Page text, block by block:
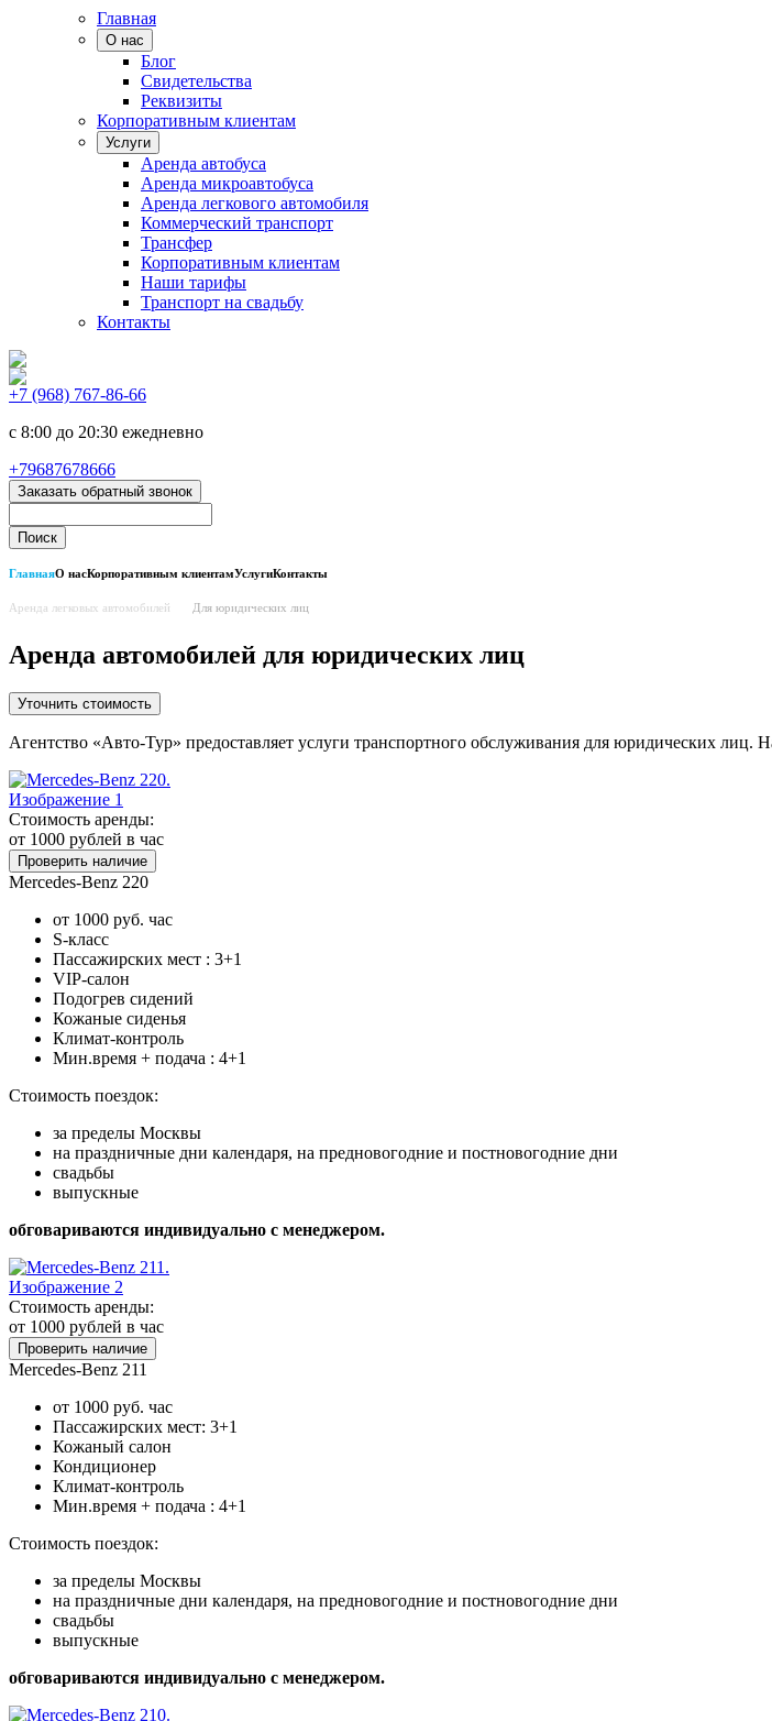
Главная
О нас
Блог
Свидетельства
Реквизиты
Корпоративным клиентам
Услуги
Аренда автобуса
Аренда микроавтобуса
Аренда легкового автомобиля
Коммерческий транспорт
Трансфер
Корпоративным клиентам
Наши тарифы
Транспорт на свадьбу
Контакты
+7 (968) 767-86-66
с 8:00 до 20:30 ежедневно
+79687678666
Заказать обратный звонок
ГлавнаяО насКорпоративным клиентамУслугиКонтакты
Аренда легковых автомобилей Для юридических лиц
Аренда автомобилей для юридических лиц
Уточнить стоимость
Агентство «Авто-Тур» предоставляет услуги транспортного обслуживания для юридических
Стоимость аренды:
от 1000 рублей в час
Проверить наличие
Mercedes-Benz 220
от 1000 руб. час
S-класс
Пассажирских мест : 3+1
VIP-салон
Подогрев сидений
Кожаные сиденья
Климат-контроль
Мин.время + подача : 4+1
Стоимость поездок:
за пределы Москвы
на праздничные дни календаря, на предновогодние и постновогодние дни
свадьбы
выпускные
обговариваются индивидуально с менеджером.
Стоимость аренды:
от 1000 рублей в час
Проверить наличие
Mercedes-Benz 211
от 1000 руб. час
Пассажирских мест: 3+1
Кожаный салон
Кондиционер
Климат-контроль
Мин.время + подача : 4+1
Стоимость поездок:
за пределы Москвы
на праздничные дни календаря, на предновогодние и постновогодние дни
свадьбы
выпускные
обговариваются индивидуально с менеджером.